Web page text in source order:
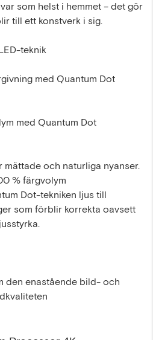
som helst i hemmet – det gör
till ett konstverk i sig.
teknik
med Quantum Dot
med Quantum Dot
mättade och naturliga nyanser.
% färgvolym
Dot-tekniken ljus till
som förblir korrekta oavsett
den enastående bild- och